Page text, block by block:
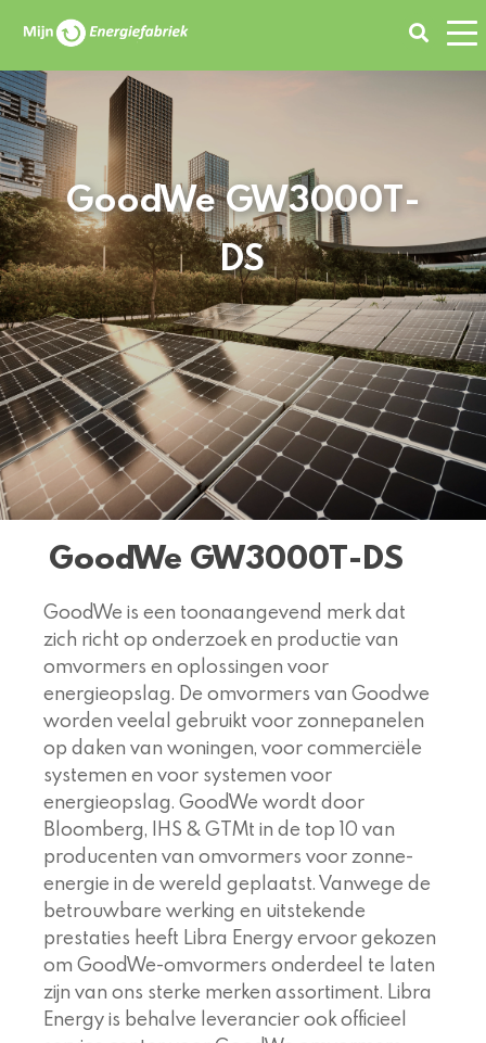
GoodWe GW3000T-
DS
GoodWe GW3000T-DS
GoodWe is een toonaangevend merk dat
zich richt op onderzoek en productie van
omvormers en oplossingen voor
energieopslag. De omvormers van Goodwe
worden veelal gebruikt voor zonnepanelen
op daken van woningen, voor commerciële
systemen en voor systemen voor
energieopslag. GoodWe wordt door
Bloomberg, IHS & GTMt in de top 10 van
producenten van omvormers voor zonne-
energie in de wereld geplaatst. Vanwege de
betrouwbare werking en uitstekende
prestaties heeft Libra Energy ervoor gekozen
om GoodWe-omvormers onderdeel te laten
zijn van ons sterke merken assortiment. Libra
Energy is behalve leverancier ook officieel